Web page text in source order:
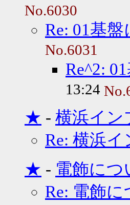
No.6030
Re: 01基
No.6031
Re^2:
13:24
★ - 横浜イン
Re: 横浜
★ - 電飾につ
Re: 電飾に